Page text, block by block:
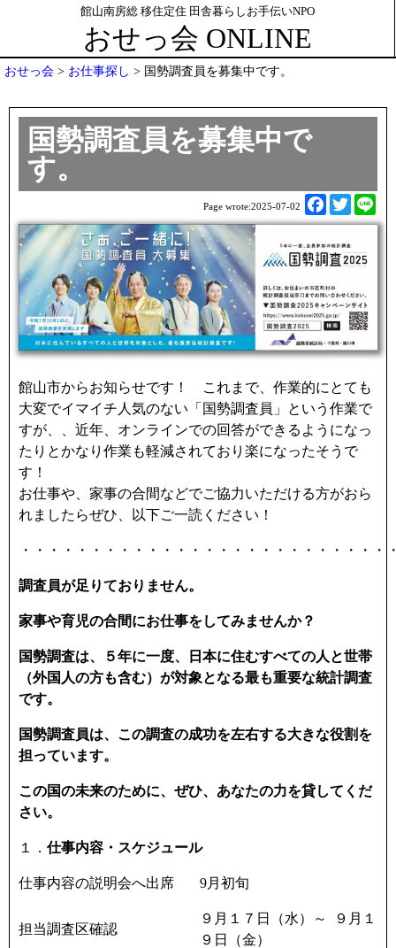
館山南房総 移住定住 田舎暮らしお手伝いNPO
おせっ会 ONLINE
おせっ会 > お仕事探し > 国勢調査員を募集中です。
国勢調査員を募集中で
す。
Page wrote:2025-07-02
F
a
c
e
b
o
o
k
T
w
t
e
r
i
館山市からお知らせです！ これまで、作業的にとても
大変でイマイチ人気のない「国勢調査員」という作業で
すが、、近年、オンラインでの回答ができるようになっ
たりとかなり作業も軽減されており楽になったそうで
す！
お仕事や、家事の合間などでご協力いただける方がおら
れましたらぜひ、以下ご一読ください！
・・・・・・・・・・・・・・・・・・・・・・・・・・
調査員が足りておりません。
家事や育児の合間にお仕事をしてみませんか？
国勢調査は、５年に一度、日本に住むすべての人と世帯
（外国人の方も含む）が対象となる最も重要な統計調査
です。
国勢調査員は、この調査の成功を左右する大きな役割を
担っています。
この国の未来のために、ぜひ、あなたの力を貸してくだ
さい。
１． 仕事内容・スケジュール
仕事内容の説明会へ出席 9月初旬
担当調査区確認
９月１７日（水）～
９月１
９日（金）